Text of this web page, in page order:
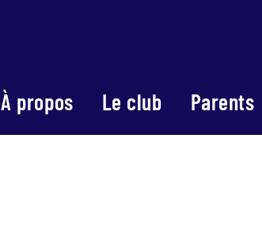
À propos Le club Parents